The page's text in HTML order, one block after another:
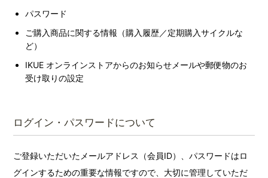
パスワード
ご購入商品に関する情報（購入履歴／定期購入サイクルな
ど）
IKUE オンラインストアからのお知らせメールや郵便物のお
受け取りの設定
ログイン・パスワードについて
ご登録いただいたメールアドレス（会員ID）、パスワードはロ
グインするための重要な情報ですので、大切に管理していただ